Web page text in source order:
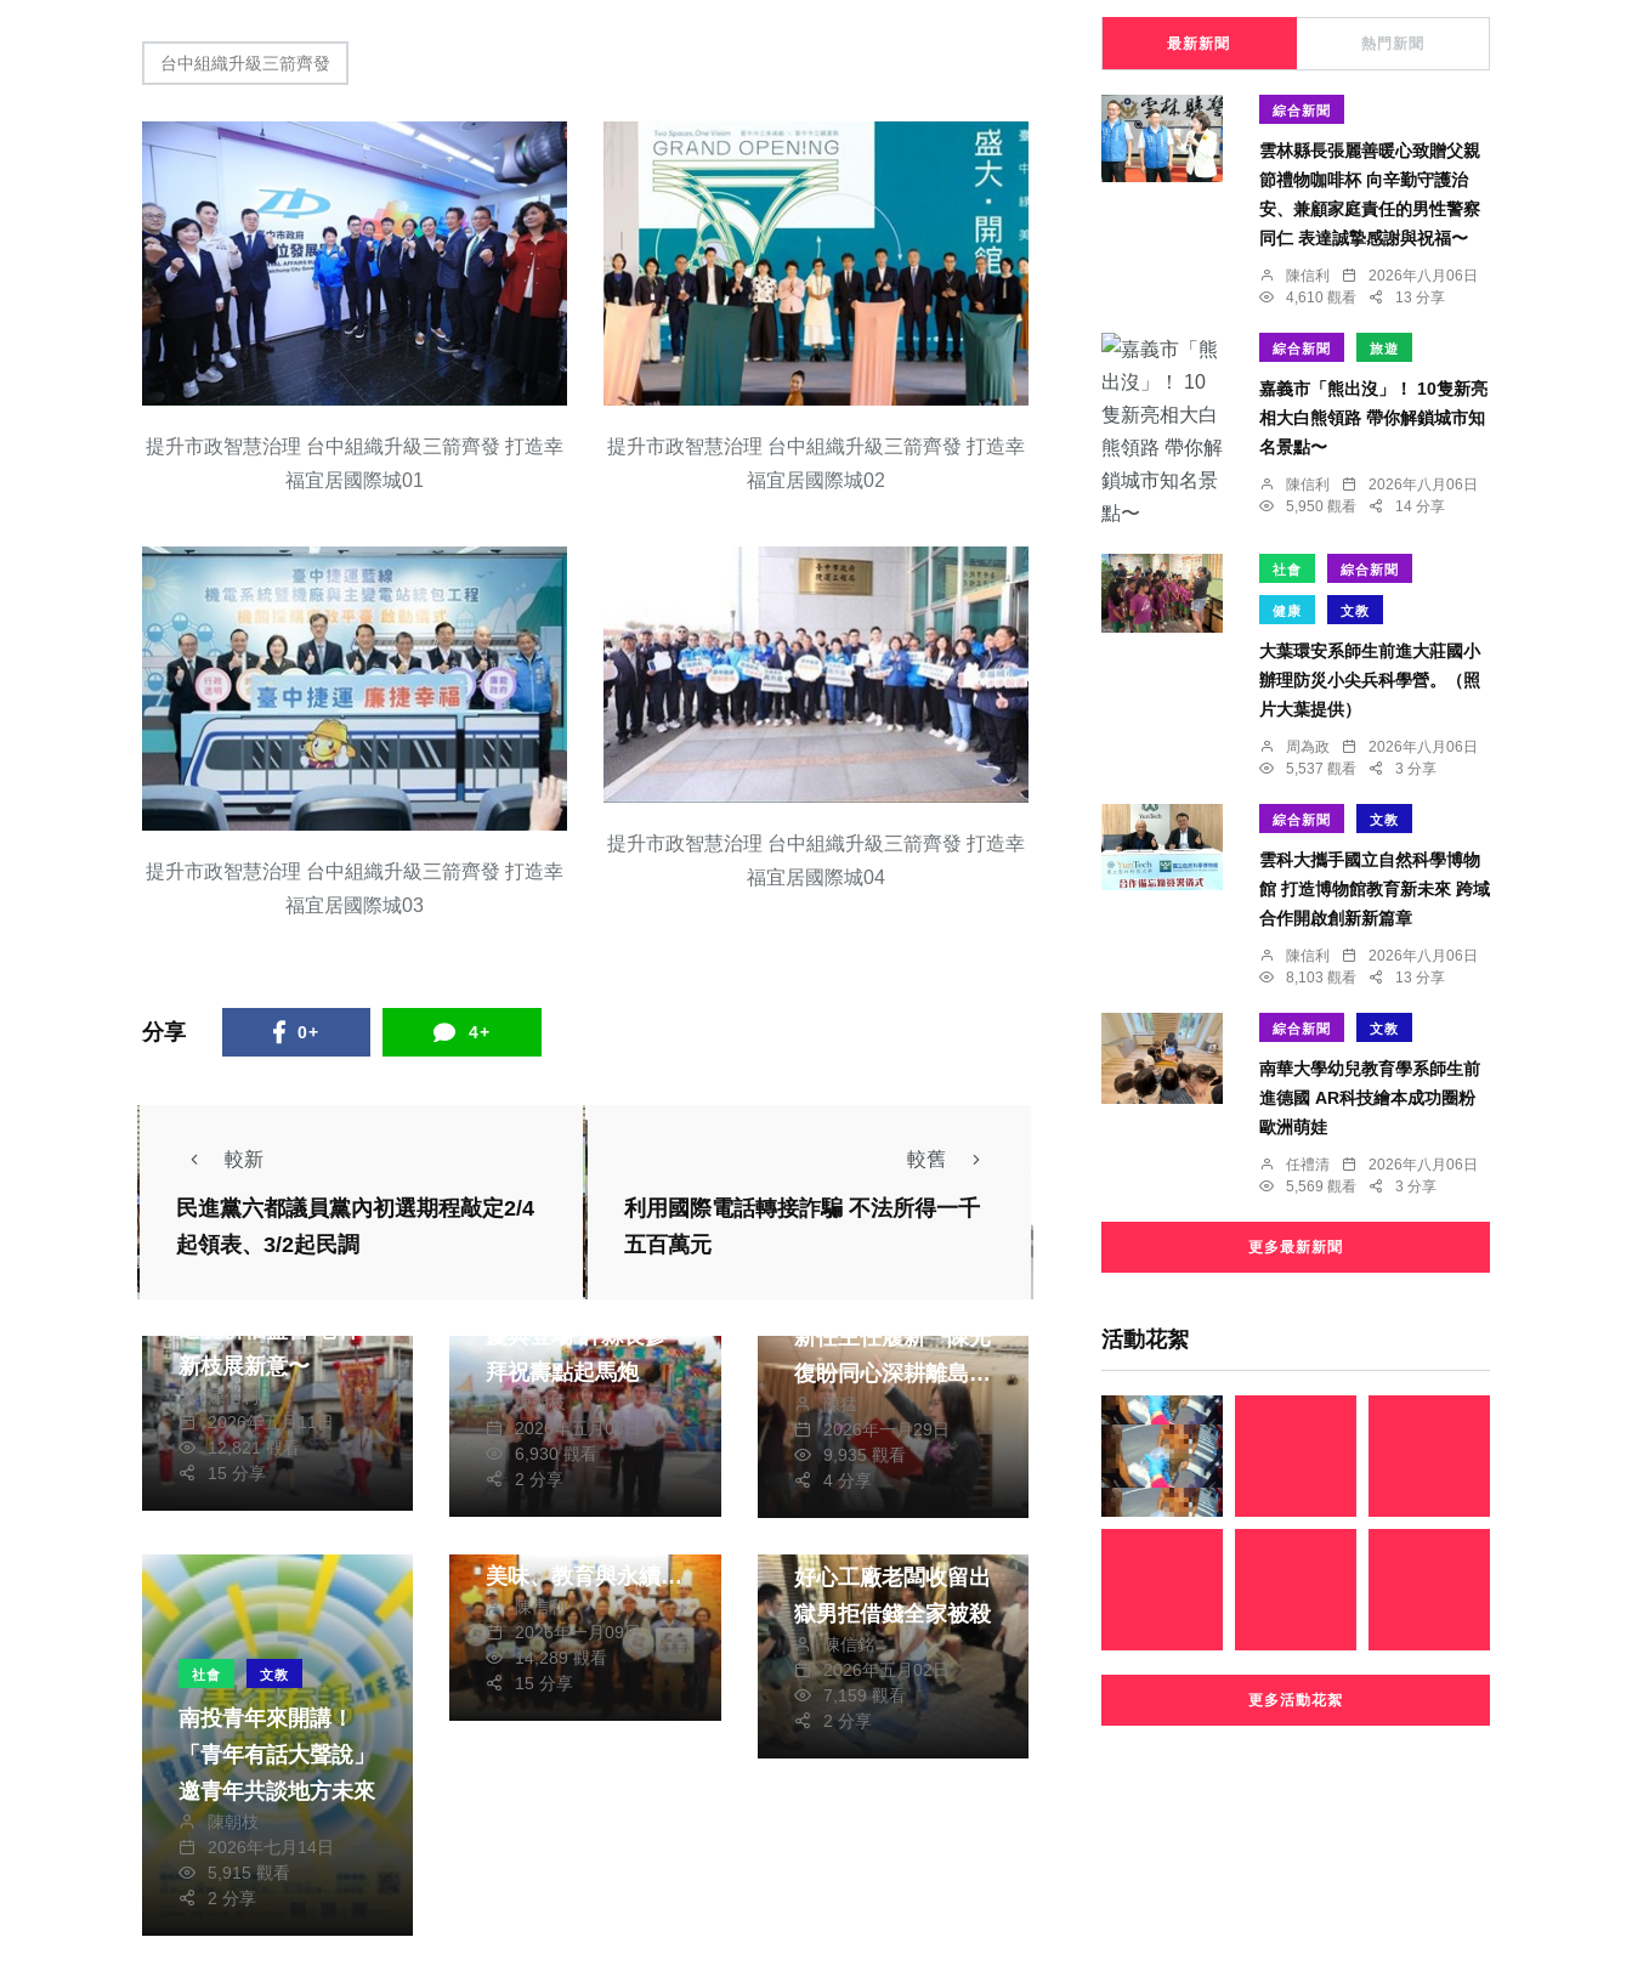
台中組織升級三箭齊發
提升市政智慧治理 台中組織升級三箭齊發 打造幸
福宜居國際城01
提升市政智慧治理 台中組織升級三箭齊發 打造幸
福宜居國際城02
提升市政智慧治理 台中組織升級三箭齊發 打造幸
福宜居國際城03
提升市政智慧治理 台中組織升級三箭齊發 打造幸
福宜居國際城04
分享 0+ 4+
較新
民進黨六都議員黨內初選期程敲定2/4
起領表、3/2起民調
較舊
利用國際電話轉接詐騙 不法所得一千
五百萬元
宗教
遶境祈福盛會 老幹
新枝展新意〜
陳信利
2026年五月11日
12,821 觀看
15 分享
草屯朝清宮媽祖聖誕
慶典登場 許縣長參
拜祝壽點起馬炮
陳朝枝
2026年五月08日
6,930 觀看
2 分享
新任主任履新 陳光
復盼同心深耕離島社
福 布達典禮現場嘉
賓雲集，包括議長陳
毓仁、議員呂黃春
金、議員蘇陳綉色、
議員許國政、議員蘇
育德、議員陳佩真、
議會議事組主任莊華
州、立委楊曜助理段
湘玲、行政院南部聯
合服務中心副執行長
陳猛
2026年一月29日
9,935 觀看
4 分享
社會 文教
南投青年來開講！
「青年有話大聲說」
邀青年共談地方未來
陳朝枝
2026年七月14日
5,915 觀看
2 分享
農業 綜合新聞
「雲林山海豔」食漁
美味、教育與永續理
念 展現雲林農漁產
實力與食魚力！
陳信利
2026年一月09日
14,289 觀看
15 分享
好心工廠老闆收留出
獄男拒借錢全家被殺
陳信銘
2026年五月02日
7,159 觀看
2 分享
最新新聞 熱門新聞
綜合新聞
雲林縣長張麗善暖心致贈父親
節禮物咖啡杯 向辛勤守護治
安、兼顧家庭責任的男性警察
同仁 表達誠摯感謝與祝福〜
陳信利
2026年八月06日
4,610 觀看
13 分享
綜合新聞 旅遊
嘉義市「熊出沒」！ 10隻新亮
相大白熊領路 帶你解鎖城市知
名景點〜
陳信利
2026年八月06日
5,950 觀看
14 分享
社會 綜合新聞
健康 文教
大葉環安系師生前進大莊國小
辦理防災小尖兵科學營。（照
片大葉提供）
周為政
2026年八月06日
5,537 觀看
3 分享
綜合新聞 文教
雲科大攜手國立自然科學博物
館 打造博物館教育新未來 跨域
合作開啟創新新篇章
陳信利
2026年八月06日
8,103 觀看
13 分享
綜合新聞 文教
南華大學幼兒教育學系師生前
進德國 AR科技繪本成功圈粉
歐洲萌娃
任禮清
2026年八月06日
5,569 觀看
3 分享
更多最新新聞
活動花絮
更多活動花絮